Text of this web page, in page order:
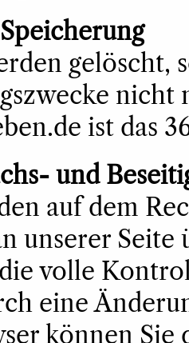
gelöscht,
nicht
ist das
und
auf dem
unserer
volle
eine
können Sie